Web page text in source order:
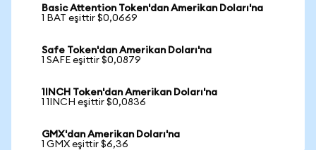
Basic Attention Token'dan Amerikan Doları'na
1 BAT eşittir $0,0669
Safe Token'dan Amerikan Doları'na
1 SAFE eşittir $0,0879
1INCH Token'dan Amerikan Doları'na
1 1INCH eşittir $0,0836
GMX'dan Amerikan Doları'na
1 GMX eşittir $6,36